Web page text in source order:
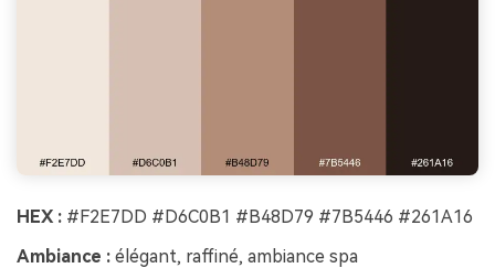
HEX : #F2E7DD #D6C0B1 #B48D79 #7B5446 #261A16
Ambiance : élégant, raffiné, ambiance spa